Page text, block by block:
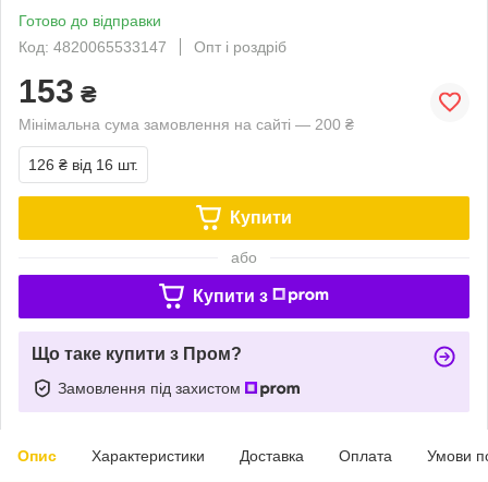
Готово до відправки
Код: 4820065533147
Опт і роздріб
153 ₴
Мінімальна сума замовлення на сайті — 200 ₴
126 ₴ від 16 шт.
Купити
або
Купити з
Що таке купити з Пром?
Замовлення під захистом
Опис Характеристики Доставка Оплата Умови